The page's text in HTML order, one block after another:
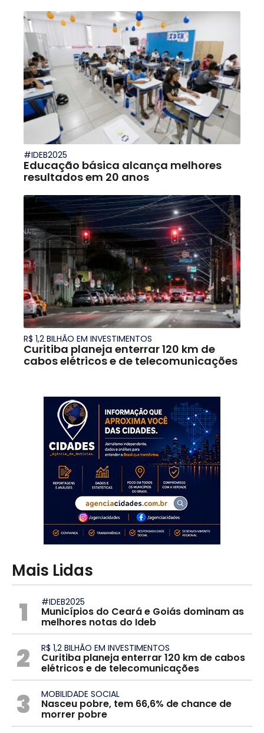
#IDEB2025
Educação básica alcança melhores
resultados em 20 anos
R$ 1,2 BILHÃO EM INVESTIMENTOS
Curitiba planeja enterrar 120 km de
cabos elétricos e de telecomunicações
Mais Lidas
1 #IDEB2025
Municípios do Ceará e Goiás dominam as
melhores notas do Ideb
2 R$ 1,2 BILHÃO EM INVESTIMENTOS
Curitiba planeja enterrar 120 km de cabos
elétricos e de telecomunicações
3 MOBILIDADE SOCIAL
Nasceu pobre, tem 66,6% de chance de
morrer pobre